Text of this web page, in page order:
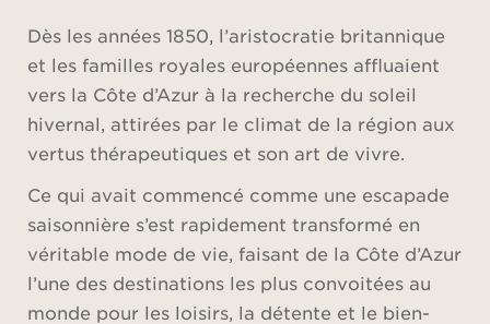
Dès les années 1850, l’aristocratie britannique
et les familles royales européennes affluaient
vers la Côte d’Azur à la recherche du soleil
hivernal, attirées par le climat de la région aux
vertus thérapeutiques et son art de vivre.
Ce qui avait commencé comme une escapade
saisonnière s’est rapidement transformé en
véritable mode de vie, faisant de la Côte d’Azur
l’une des destinations les plus convoitées au
monde pour les loisirs, la détente et le bien-